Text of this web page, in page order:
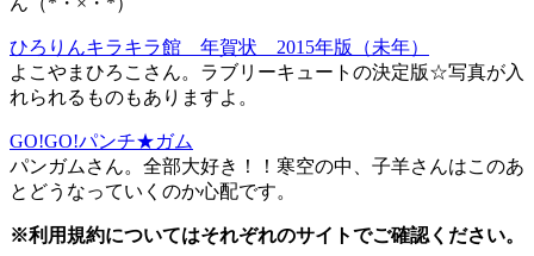
ひろりんキラキラ館 年賀状 2015年版（未年）
よこやまひろこさん。ラブリーキュートの決定版☆写真が入
れられるものもありますよ。
GO!GO!パンチ★ガム
パンガムさん。全部大好き！！寒空の中、子羊さんはこのあ
とどうなっていくのか心配です。
※利用規約についてはそれぞれのサイトでご確認ください。